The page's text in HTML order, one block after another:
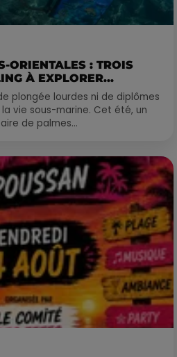
ORIENTALES : TROIS
À EXPLORER...
plongée lourdes ni de diplômes
vie sous-marine. Cet été, un
de palmes...